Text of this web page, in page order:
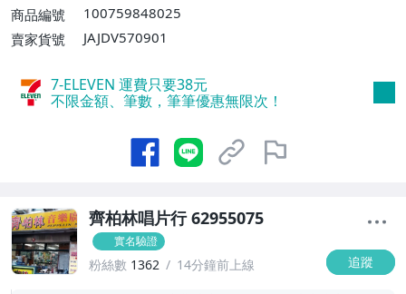
商品編號
100759848025
賣家貨號
JAJDV570901
7-ELEVEN 運費只要38元
不限金額、筆數，筆筆優惠無限次！
齊柏林唱片行 62955075
實名驗證
粉絲數 1362 14分鐘前上線 追蹤